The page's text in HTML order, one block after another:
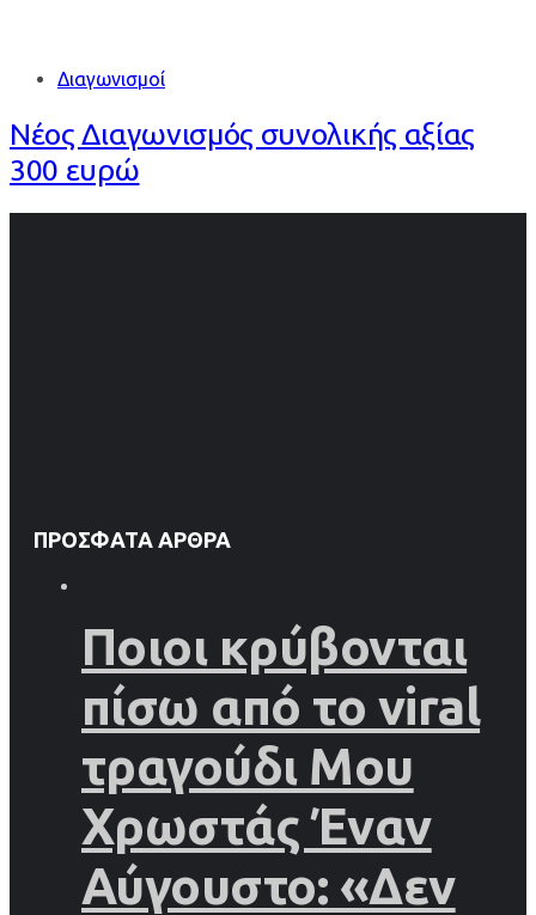
Διαγωνισμοί
Νέος Διαγωνισμός συνολικής αξίας
300 ευρώ
ΠΡΌΣΦΑΤΑ ΆΡΘΡΑ
Ποιοι κρύβονται
πίσω από το viral
τραγούδι Μου
Χρωστάς Έναν
Αύγουστο: «Δεν